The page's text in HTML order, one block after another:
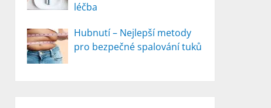
léčba
Hubnutí – Nejlepší metody
pro bezpečné spalování tuků